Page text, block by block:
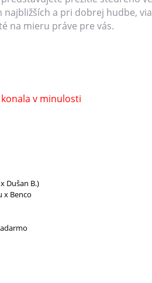
najbližších a pri dobrej hudbe,
na mieru práve pre vás.
konala v minulosti
Dušan B.)
x Benco